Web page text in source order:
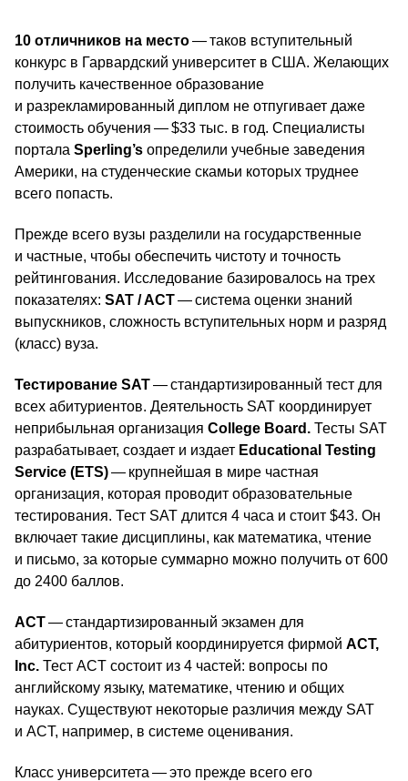
10 отличников на место— таков вступительный
конкурс в Гарвардский университет в США. Желающих
получить качественное образование
и разрекламированный диплом не отпугивает даже
стоимость обучения — $33 тыс. в год. Специалисты
портала Sperling’s определили учебные заведения
Америки, на студенческие скамьи которых труднее
всего попасть.
Прежде всего вузы разделили на государственные
и частные, чтобы обеспечить чистоту и точность
рейтингования. Исследование базировалось на трех
показателях: SAT / ACT— система оценки знаний
выпускников, сложность вступительных норм и разряд
(класс) вуза.
Тестирование SAT— стандартизированный тест для
всех абитуриентов. Деятельность SAT координирует
неприбыльная организация College Board. Тесты SAT
разрабатывает, создает и издает Educational Testing
Service (ETS)— крупнейшая в мире частная
организация, которая проводит образовательные
тестирования. Тест SAT длится 4 часа и стоит $43. Он
включает такие дисциплины, как математика, чтение
и письмо, за которые суммарно можно получить от 600
до 2400 баллов.
ACT— стандартизированный экзамен для
абитуриентов, который координируется фирмой ACT,
Inc. Тест ACT состоит из 4 частей: вопросы по
английскому языку, математике, чтению и общих
науках. Существуют некоторые различия между SAT
и ACT, например, в системе оценивания.
Класс университета — это прежде всего его